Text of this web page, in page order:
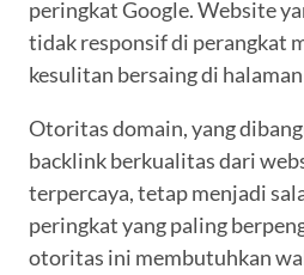
peringkat Google. Website
tidak responsif di perangkat
kesulitan bersaing di
Otoritas domain, yang
backlink berkualitas dari
terpercaya, tetap menjadi
peringkat yang paling
otoritas ini membutuhkan